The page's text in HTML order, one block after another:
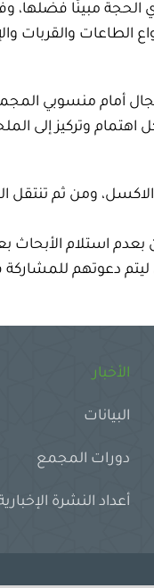
الحجة مبينًا
الطاعات والقربات
أمام منسوبي المجمع
وتركيز إلى
ومن ثم تنتقل
استلام الأبحاث
دعوتهمللمشاركة
الأخبار
البيانات
دورات المجمع
أعداد النشرة